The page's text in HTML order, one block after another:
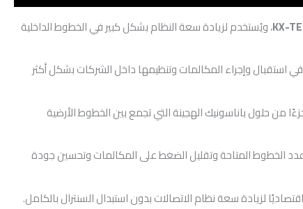
، ويُستخدم لزيادة سعة النظام بشكل كبير في الخطوط الداخلية
استقبال وإجراء المكالمات وتنظيمها داخل الشركات بشكل أكثر
ويُعتبر جزءًا من حلول باناسونيك الهجينة التي تجمع بين الخطوط الأرضية
على رفع عدد الخطوط المتاحة وتقليل الضغط على المكالمات وتحسين جودة